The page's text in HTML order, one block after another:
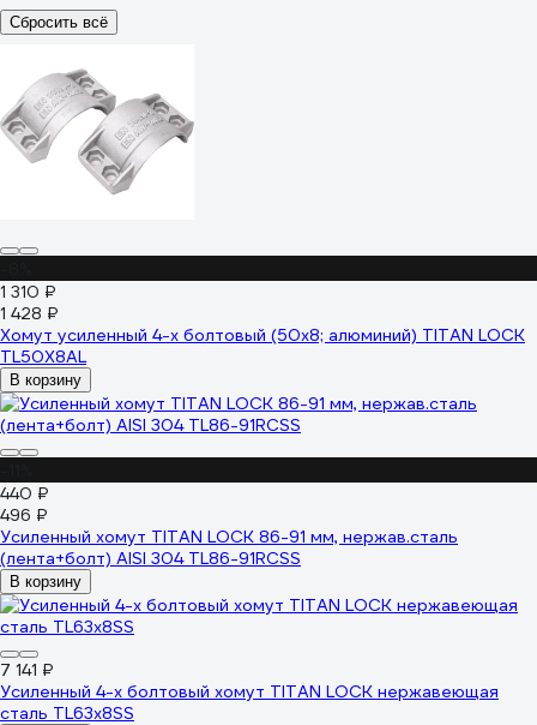
Сбросить всё
1 310 ₽
1 428 ₽
Хомут усиленный 4-х болтовый (50х8; алюминий) TITAN LOCK
TL50X8AL
В корзину
440 ₽
496 ₽
Усиленный хомут TITAN LOCK 86-91 мм, нержав.сталь
(лента+болт) AISI 304 TL86-91RCSS
В корзину
7 141 ₽
Усиленный 4-х болтовый хомут TITAN LOCK нержавеющая
сталь TL63x8SS